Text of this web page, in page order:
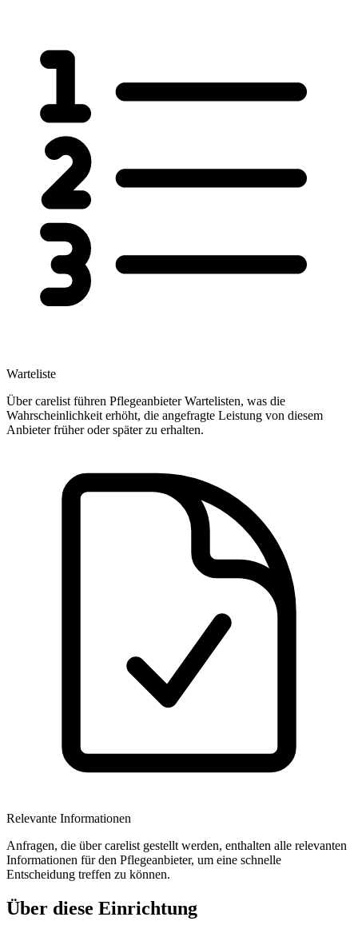
Warteliste
Über carelist führen Pflegeanbieter Wartelisten, was die
Wahrscheinlichkeit erhöht, die angefragte Leistung von diesem
Anbieter früher oder später zu erhalten.
Relevante Informationen
Anfragen, die über carelist gestellt werden, enthalten alle relevanten
Informationen für den Pflegeanbieter, um eine schnelle
Entscheidung treffen zu können.
Über diese Einrichtung